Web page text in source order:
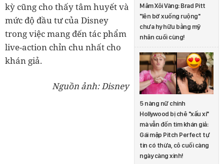
Mâm Xôi Vàng: Brad Pitt
"lên bờ xuống ruộng"
chưa hy hữu bằng mỹ
nhân cuối cùng!
5 nàng nữ chính
Hollywood bị chê "xấu xí"
mà vẫn đốn tim khán giả:
Gái mập Pitch Perfect tự
tin có thừa, cô cuối càng
ngày càng xinh!
kỳ cũng cho thấy tâm huyết và
mức độ đầu tư của Disney
trong việc mang đến tác phẩm
live-action chỉn chu nhất cho
khán giả.
Nguồn ảnh: Disney